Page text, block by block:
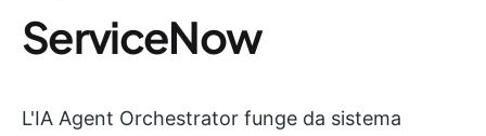
ServiceNow
L'IA Agent Orchestrator funge da sistema